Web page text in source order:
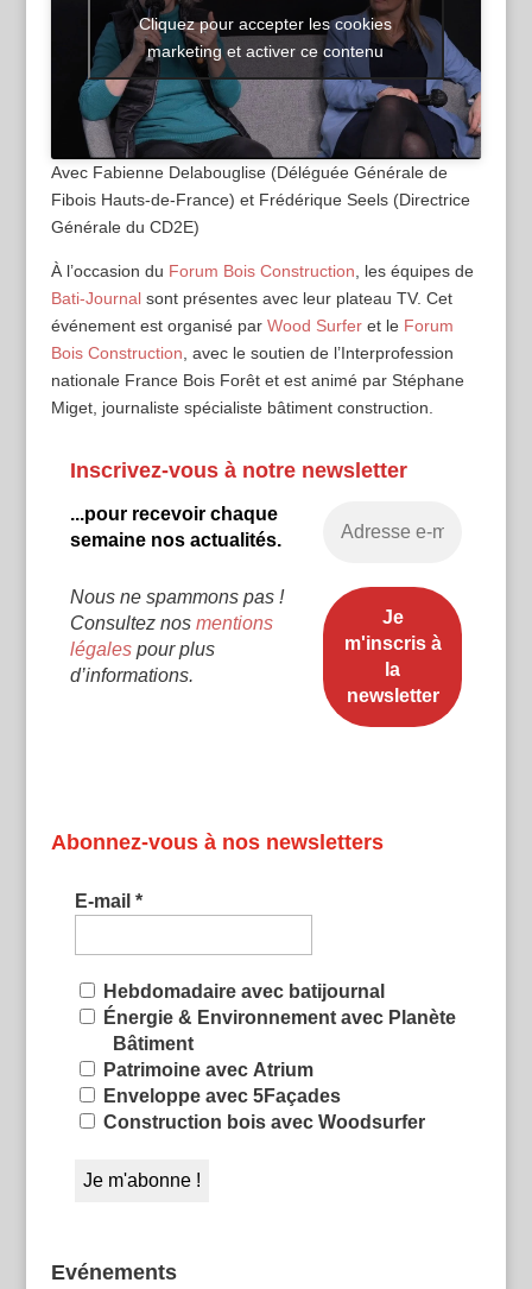
Cliquez pour accepter les cookies
marketing et activer ce contenu
Avec Fabienne Delabouglise (Déléguée Générale de
Fibois Hauts-de-France) et Frédérique Seels (Directrice
Générale du CD2E)
À l’occasion du Forum Bois Construction, les équipes de
Bati-Journalsont présentes avec leur plateau TV. Cet
événement est organisé par Wood Surferet le Forum
Bois Construction, avec le soutien de l’Interprofession
nationale France Bois Forêt et est animé par Stéphane
Miget, journaliste spécialiste bâtiment construction.
Inscrivez-vous à notre newsletter
...pour recevoir chaque
semaine nos actualités.
Nous ne spammons pas !
Consultez nos mentions
légalespour plus
d’informations.
Abonnez-vous à nos newsletters
E-mail *
Hebdomadaire avec batijournal
Énergie & Environnement avec Planète
Bâtiment
Patrimoine avec Atrium
Enveloppe avec 5Façades
Construction bois avec Woodsurfer
Evénements